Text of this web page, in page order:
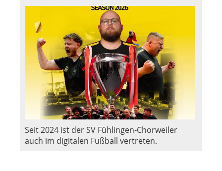
Seit 2024 ist der SV Fühlingen-Chorweiler
auch im digitalen Fußball vertreten.